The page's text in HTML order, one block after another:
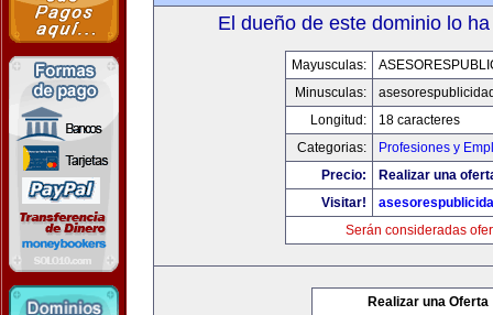
El dueño de este dominio lo
Mayusculas:
Minusculas:
Longitud:
18 caracteres
Categorias:
Profesiones y
Precio:
Realizar una
Visitar!
Serán consideradas
Realizar una Oferta